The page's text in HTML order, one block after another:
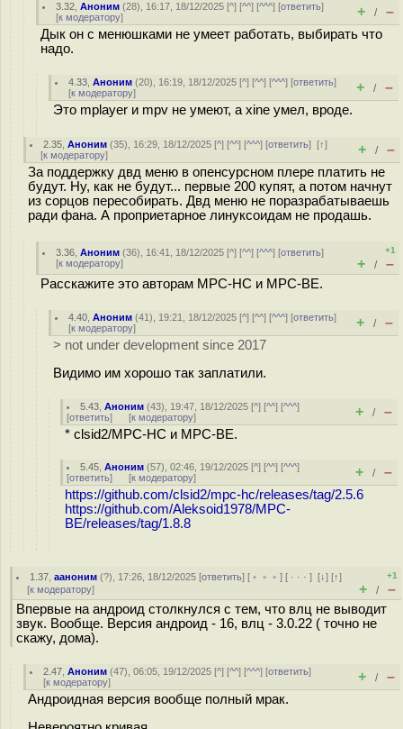
3.32 ,Аноним (28), 16:17, 18/12/2025 [^] [^^] [^^^] [ответить]
[к модератору] + / –
Дык он с менюшками не умеет работать, выбирать что
надо.
4.33 ,Аноним (20), 16:19, 18/12/2025 [^] [^^] [^^^] [ответить]
[к модератору] + / –
Это mplayer и mpv не умеют, а xine умел, вроде.
2.35 ,Аноним (35), 16:29, 18/12/2025 [^] [^^] [^^^] [ответить][↑]
[к модератору] + / –
За поддержку двд меню в опенсурсном плере платить не
будут. Ну, как не будут... первые 200 купят, а потом начнут
из сорцов пересобирать. Двд меню не поразрабатываешь
ради фана. А проприетарное линуксоидам не продашь.
3.36 ,Аноним (36), 16:41, 18/12/2025 [^] [^^] [^^^] [ответить]
[к модератору]
+1
+ / –
Расскажите это авторам MPC-HC и MPC-BE.
4.40 ,Аноним (41), 19:21, 18/12/2025 [^] [^^] [^^^] [ответить]
[к модератору] + / –
> not under development since 2017
Видимо им хорошо так заплатили.
5.43 ,Аноним (43), 19:47, 18/12/2025 [^] [^^] [^^^]
[ответить] [к модератору] + / –
* clsid2/MPC-HC и MPC-BE.
5.45 ,Аноним (57), 02:46, 19/12/2025 [^] [^^] [^^^]
[ответить] [к модератору] + / –
https://github.com/clsid2/mpc-hc/releases/tag/2.5.6
https://github.com/Aleksoid1978/MPC-
BE/releases/tag/1.8.8
1.37 ,ааноним (?), 17:26, 18/12/2025 [ответить] [ ﹢﹢﹢] [ · · ·][↓] [↑]
[к модератору]
+1
+ / –
Впервые на андроид столкнулся с тем, что влц не выводит
звук. Вообще. Версия андроид - 16, влц - 3.0.22 ( точно не
скажу, дома).
2.47 ,Аноним (47), 06:05, 19/12/2025 [^] [^^] [^^^] [ответить]
[к модератору] + / –
Андроидная версия вообще полный мрак.